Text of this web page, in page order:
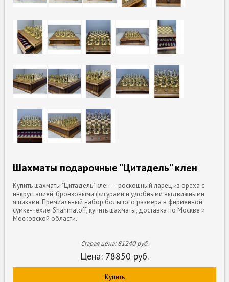
Шахматы подарочные "Цитадель" клен
Купить шахматы "Цитадель" клен — роскошный ларец из ореха с
инкрустацией, бронзовыми фигурами и удобными выдвижными
ящиками. Премиальный набор большого размера в фирменной
сумке-чехле. Shahmatoff, купить шахматы, доставка по Москве и
Московской области.
Старая цена:81240руб.
Цена: 78850 руб.
Купить